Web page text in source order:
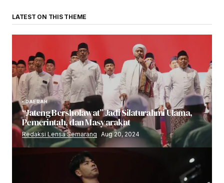
LATEST ON THIS THEME
DAERAH
“Jateng Bersholawat” Jadi Silaturahmi Ulama,
Pemerintah, dan Masyarakat
Redaksi Lensa Semarang Aug 20, 2024